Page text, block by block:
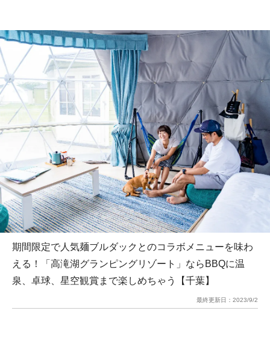
期間限定で人気麺ブルダックとのコラボメニューを味わ
える！「高滝湖グランピングリゾート」ならBBQに温
泉、卓球、星空観賞まで楽しめちゃう【千葉】
最終更新日： 2023/9/2